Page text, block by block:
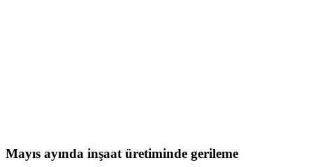
Mayıs ayında inşaat üretiminde gerileme